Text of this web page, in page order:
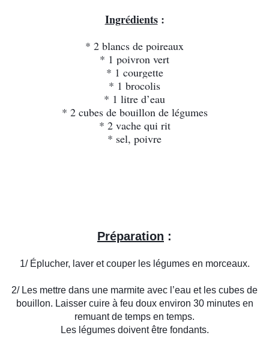
Ingrédients:
* 2 blancs de poireaux
* 1 poivron vert
* 1 courgette
* 1 brocolis
* 1 litre d’eau
* 2 cubes de bouillon de légumes
* 2 vache qui rit
* sel, poivre
Préparation :
1/ Éplucher, laver et couper les légumes en morceaux.
2/ Les mettre dans une marmite avec l’eau et les cubes de
bouillon. Laisser cuire à feu doux environ 30 minutes en
remuant de temps en temps.
Les légumes doivent être fondants.